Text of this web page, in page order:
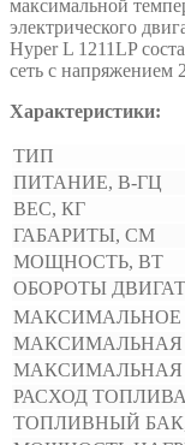
максимальной
электрического
Hyper L 1211LP
сеть с напряжением
Характеристики:
ТИП
ПИТАНИЕ, В-ГЦ
ВЕС, КГ
ГАБАРИТЫ, СМ
МОЩНОСТЬ, ВТ
ОБОРОТЫ
МАКСИМАЛЬНОЕ
МАКСИМАЛЬНАЯ
МАКСИМАЛЬНАЯ
РАСХОД
ТОПЛИВНЫЙ